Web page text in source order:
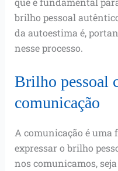
brilho pessoal
da autoestima é,
nesse processo.
Brilho pessoal
comunicação
A comunicação é uma
expressar o brilho
nos comunicamos,